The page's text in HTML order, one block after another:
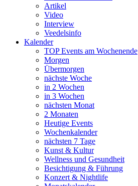
Artikel
Video
Interview
Veedelsinfo
Kalender
TOP Events am Wochenende
Morgen
Übermorgen
nächste Woche
in 2 Wochen
in 3 Wochen
nächsten Monat
2 Monaten
Heutige Events
Wochenkalender
nächsten 7 Tage
Kunst & Kultur
Wellness und Gesundheit
Besichtigung & Führung
Konzert & Nightlife